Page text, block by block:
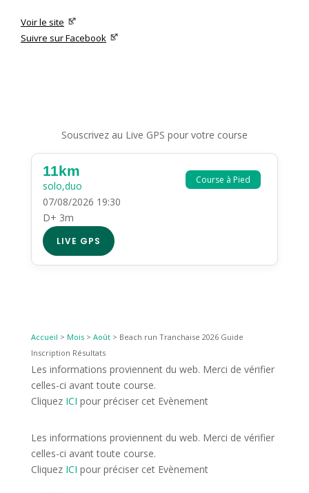
Voir le site
Suivre sur Facebook
Souscrivez au Live GPS pour votre course
Course à Pied
11km
solo,duo
07/08/2026 19:30
D+ 3m
LIVE GPS
Accueil > Mois> Août> Beach run Tranchaise 2026 Guide
Inscription Résultats
Les informations proviennent du web. Merci de vérifier
celles-ci avant toute course.
Cliquez ICI pour préciser cet Evènement
Les informations proviennent du web. Merci de vérifier
celles-ci avant toute course.
Cliquez ICI pour préciser cet Evènement